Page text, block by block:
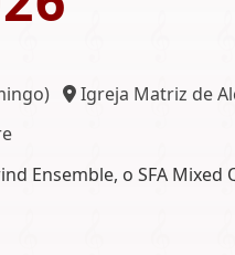
Igreja Matriz de
Ensemble, o SFA Mixed